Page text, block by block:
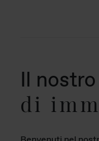
Il nostro
di